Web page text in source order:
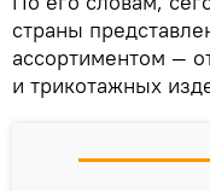
страны
ассортиментом —
и трикотажных